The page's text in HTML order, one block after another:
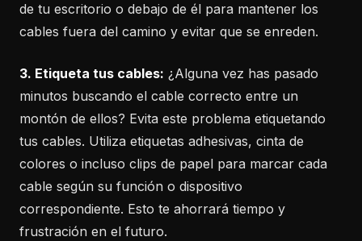
de tu escritorio o debajo de él para mantener los
cables fuera del camino y evitar que se enreden.
3. Etiqueta tus cables: ¿Alguna vez has pasado
minutos buscando el cable correcto entre un
montón de ellos? Evita este problema etiquetando
tus cables. Utiliza etiquetas adhesivas, cinta de
colores o incluso clips de papel para marcar cada
cable según su función o dispositivo
correspondiente. Esto te ahorrará tiempo y
frustración en el futuro.